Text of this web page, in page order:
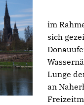
im
sich
Lunge
an